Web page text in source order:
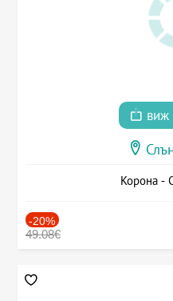
виж
Корона -
-20%
49.08€